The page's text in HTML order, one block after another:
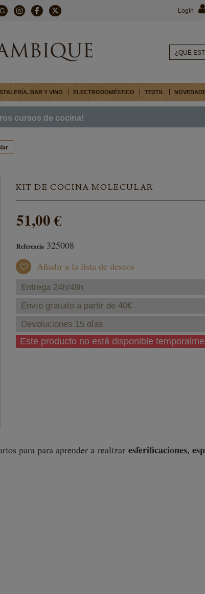
Login
BAR Y VINO ELECTRODOMÉSTICO TEXTIL
cursos de cocina!
KIT DE COCINA MOLECULAR
51,00 €
Referencia 325008
Añadir a la lista de deseos
Entrega 24h/48h
Envío gratuito a partir de 40€
Devoluciones 15 días
Este producto no está disponible
para para aprender a realizar esferificaciones,